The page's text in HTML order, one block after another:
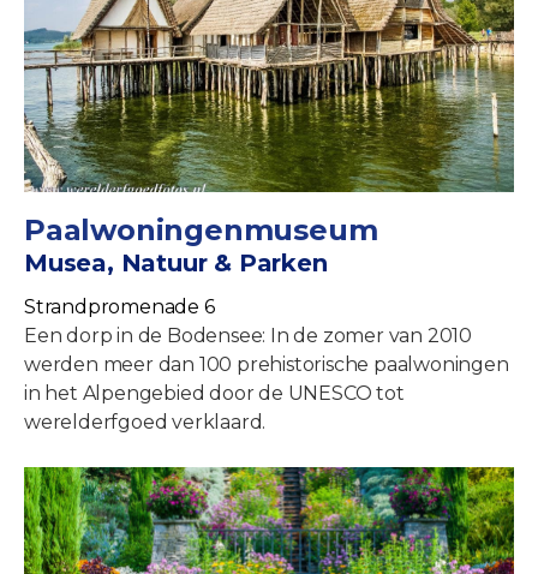
Paalwoningenmuseum
Musea, Natuur & Parken
Strandpromenade 6
Een dorp in de Bodensee: In de zomer van 2010
werden meer dan 100 prehistorische paalwoningen
in het Alpengebied door de UNESCO tot
werelderfgoed verklaard.